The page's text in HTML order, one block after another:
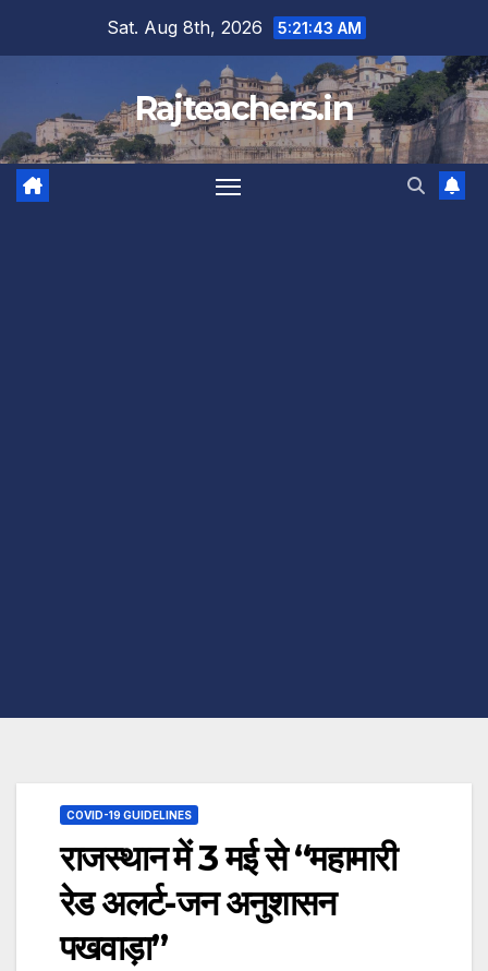
Sat. Aug 8th, 2026 5:21:44 AM
Rajteachers.in
COVID-19 GUIDELINES
राजस्थान में 3 मई से “महामारी
रेड अलर्ट-जन अनुशासन
पखवाड़ा”